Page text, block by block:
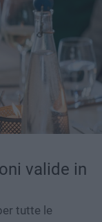
valide in
tutte le